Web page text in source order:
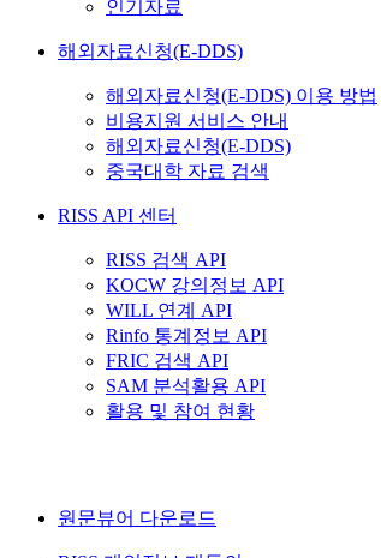
인기자료
해외자료신청(E-DDS)
해외자료신청(E-DDS) 이용 방법
비용지원 서비스 안내
해외자료신청(E-DDS)
중국대학 자료 검색
RISS API 센터
RISS 검색 API
KOCW 강의정보 API
WILL 연계 API
Rinfo 통계정보 API
FRIC 검색 API
SAM 분석활용 API
활용 및 참여 현황
원문뷰어 다운로드